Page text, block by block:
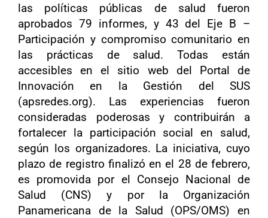
las políticas públicas de salud fueron
aprobados 79 informes, y 43 del Eje B –
Participación y compromiso comunitario en
las prácticas de salud. Todas están
accesibles en el sitio web del Portal de
Innovación en la Gestión del SUS
(apsredes.org). Las experiencias fueron
consideradas poderosas y contribuirán a
fortalecer la participación social en salud,
según los organizadores. La iniciativa, cuyo
plazo de registro finalizó en el 28 de febrero,
es promovida por el Consejo Nacional de
Salud (CNS) y por la Organización
Panamericana de la Salud (OPS/OMS) en